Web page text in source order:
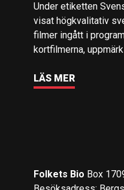
Under etiketten
visat högkvalitativ
filmer ingått i
kortfilmerna,
LÄS MER
Folkets Bio Box